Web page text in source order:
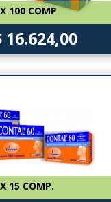
100 COMP
16.624,00
15 COMP.